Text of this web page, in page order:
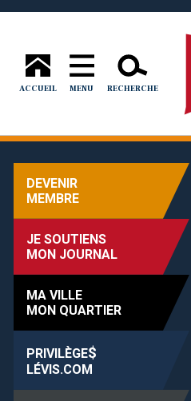
ACCUEIL MENU RECHERCHE
DEVENIR
MEMBRE
JE SOUTIENS
MON JOURNAL
MA VILLE
MON QUARTIER
PRIVILÈGE$
LÉVIS.COM